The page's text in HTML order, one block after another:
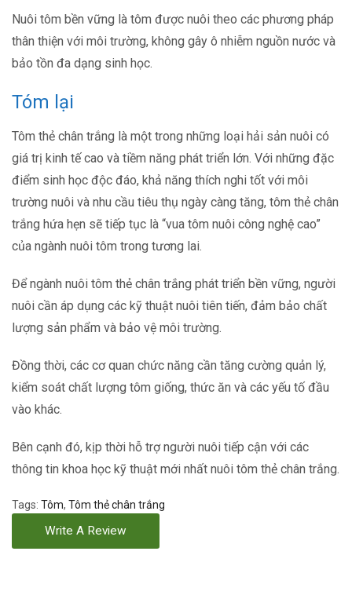
Nuôi tôm bền vững là tôm được nuôi theo các phương pháp
thân thiện với môi trường, không gây ô nhiễm nguồn nước và
bảo tồn đa dạng sinh học.
Tóm lại
Tôm thẻ chân trắng là một trong những loại hải sản nuôi có
giá trị kinh tế cao và tiềm năng phát triển lớn. Với những đặc
điểm sinh học độc đáo, khả năng thích nghi tốt với môi
trường nuôi và nhu cầu tiêu thụ ngày càng tăng, tôm thẻ chân
trắng hứa hẹn sẽ tiếp tục là “vua tôm nuôi công nghệ cao”
của ngành nuôi tôm trong tương lai.
Để ngành nuôi tôm thẻ chân trắng phát triển bền vững, người
nuôi cần áp dụng các kỹ thuật nuôi tiên tiến, đảm bảo chất
lượng sản phẩm và bảo vệ môi trường.
Đồng thời, các cơ quan chức năng cần tăng cường quản lý,
kiểm soát chất lượng tôm giống, thức ăn và các yếu tố đầu
vào khác.
Bên cạnh đó, kịp thời hỗ trợ người nuôi tiếp cận với các
thông tin khoa học kỹ thuật mới nhất nuôi tôm thẻ chân trắng.
Tags: Tôm, Tôm thẻ chân trắng
Write A Review